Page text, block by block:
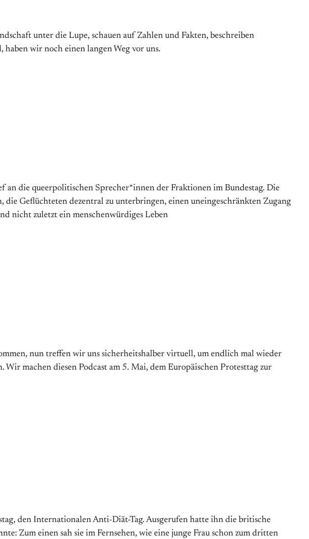
unter die Lupe, schauen auf Zahlen und Fakten, beschreiben
haben wir noch einen langen Weg vor uns.
die queerpolitischen Sprecher*innen der Fraktionen im Bundestag. Die
Geflüchteten dezentral zu unterbringen, einen uneingeschränkten Zugang
nicht zuletzt ein menschenwürdiges Leben
nun treffen wir uns sicherheitshalber virtuell, um endlich mal wieder
machen diesen Podcast am 5. Mai, dem Europäischen Protesttag zur
den Internationalen Anti-Diät-Tag. Aus­gerufen hatte ihn die britische
Zum einen sah sie im Fernsehen, wie eine junge Frau schon zum dritten